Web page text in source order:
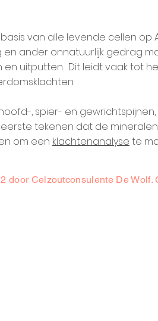
van alle levende cellen op
ander onnatuurlijk gedrag
uitputten. Dit leidt vaak tot
, spier- en
tekenen dat de mineralen
om een klachtenanalyse te
door Celzoutconsulente De Wolf.